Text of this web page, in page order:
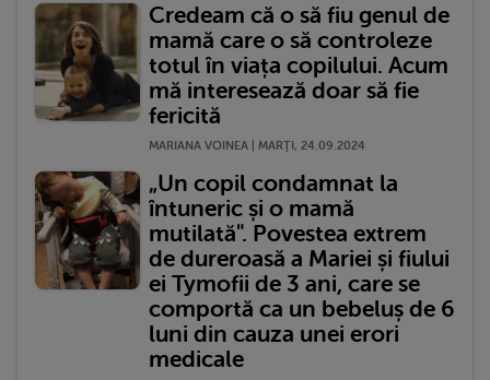
Credeam că o să fiu genul de
mamă care o să controleze
totul în viața copilului. Acum
mă interesează doar să fie
fericită
MARIANA VOINEA | MARŢI, 24.09.2024
„Un copil condamnat la
întuneric și o mamă
mutilată". Povestea extrem
de dureroasă a Mariei și fiului
ei Tymofii de 3 ani, care se
comportă ca un bebeluș de 6
luni din cauza unei erori
medicale